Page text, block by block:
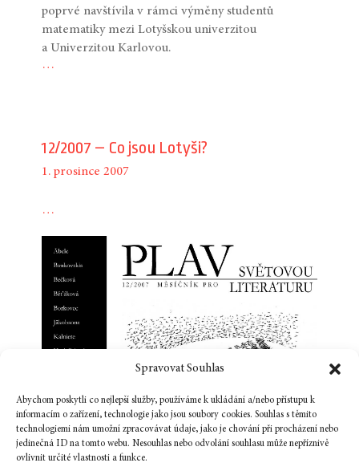
Spravovat Souhlas
Abychom poskytli co nejlepší služby, používáme k ukládání a/nebo přístupu k
informacím o zařízení, technologie jako jsou soubory cookies. Souhlas s těmito
technologiemi nám umožní zpracovávat údaje, jako je chování při procházení nebo
jedinečná ID na tomto webu. Nesouhlas nebo odvolání souhlasu může nepříznivě
ovlivnit určité vlastnosti a funkce.
poprvé navštívila v rámci výměny studentů
matematiky mezi Lotyšskou univerzitou
a Univerzitou Karlovou.
…
12/2007 – Co jsou Lotyši?
1. prosince 2007
…